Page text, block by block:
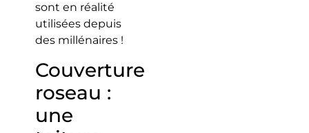
sont en réalité
utilisées depuis
des millénaires !
Couverture
roseau :
une